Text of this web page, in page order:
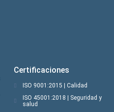
Certificaciones
ISO 9001:2015 | Calidad
ISO 45001:2018 | Seguridad y
salud